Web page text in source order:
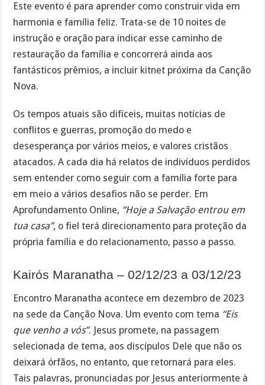
Este evento é para aprender como construir vida em
harmonia e família feliz. Trata-se de 10 noites de
instrução e oração para indicar esse caminho de
restauração da família e concorrerá ainda aos
fantásticos prêmios, a incluir kitnet próxima da Canção
Nova.
Os tempos atuais são difíceis, muitas notícias de
conflitos e guerras, promoção do medo e
desesperança por vários meios, e valores cristãos
atacados. A cada dia há relatos de indivíduos perdidos
sem entender como seguir com a família forte para
em meio a vários desafios não se perder. Em
Aprofundamento Online, “Hoje a Salvação entrou em
tua casa”, o fiel terá direcionamento para proteção da
própria família e do relacionamento, passo a passo.
Kairós Maranatha – 02/12/23 a 03/12/23
Encontro Maranatha acontece em dezembro de 2023
na sede da Canção Nova. Um evento com tema “Eis
que venho a vós”. Jesus promete, na passagem
selecionada de tema, aos discípulos Dele que não os
deixará órfãos, no entanto, que retornará para eles.
Tais palavras, pronunciadas por Jesus anteriormente à